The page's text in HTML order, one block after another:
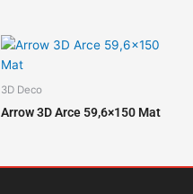
3D Deco
Arrow 3D Arce 59,6×150 Mat